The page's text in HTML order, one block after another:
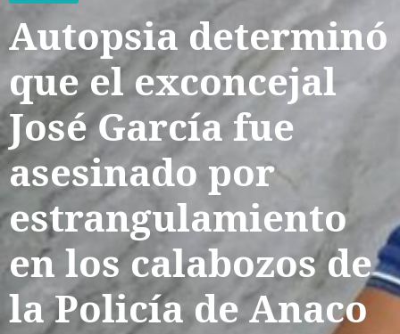
Autopsia determinó
que el exconcejal
José García fue
asesinado por
estrangulamiento
en los calabozos de
la Policía de Anaco